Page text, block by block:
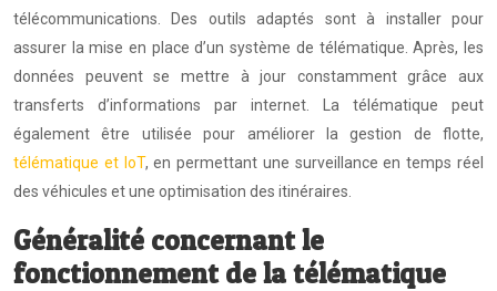
télécommunications. Des outils adaptés sont à installer pour
assurer la mise en place d’un système de télématique. Après, les
données peuvent se mettre à jour constamment grâce aux
transferts d’informations par internet. La télématique peut
également être utilisée pour améliorer la gestion de flotte,
télématique et IoT, en permettant une surveillance en temps réel
des véhicules et une optimisation des itinéraires.
Généralité concernant le
fonctionnement de la télématique